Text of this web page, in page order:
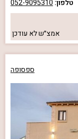
טלפון: 052-9095310
אמצ״שלא עודכן
ספסופה